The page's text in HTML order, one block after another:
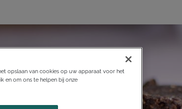
opslaan van cookies op uw apparaat voor het
en om ons te helpen bij onze